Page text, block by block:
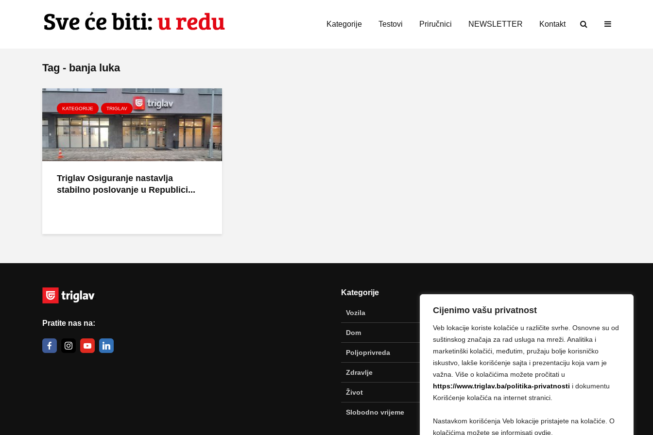
Cijenimo vašu privatnost
Veb lokacije koriste kolačiće u različite svrhe. Osnovne su od
suštinskog značaja za rad usluga na mreži. Analitika i
marketinški kolačići, međutim, pružaju bolje korisničko
iskustvo, lakše korišćenje sajta i prezentaciju koja vam je
važna. Više o kolačićima možete pročitati u
https://www.triglav.ba/politika-privatnosti i dokumentu
Korišćenje kolačića na internet stranici.
Nastavkom korišćenja Veb lokacije pristajete na kolačiće. O
kolačićima možete se informisati ovdje.
Kategorije Testovi Priručnici NEWSLETTER Kontakt
Tag - banja luka
KATEGORIJE TRIGLAV
Triglav Osiguranje nastavlja
stabilno poslovanje u Republici...
Pratite nas na:
Kategorije
Vozila
Dom
Poljoprivreda
Zdravlje
Život
Slobodno vrijeme